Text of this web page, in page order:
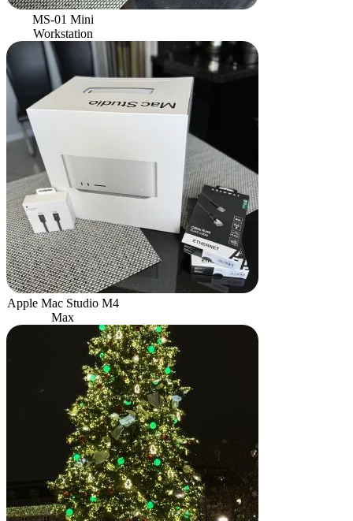
MS-01 Mini
Workstation
Apple Mac Studio M4
Max